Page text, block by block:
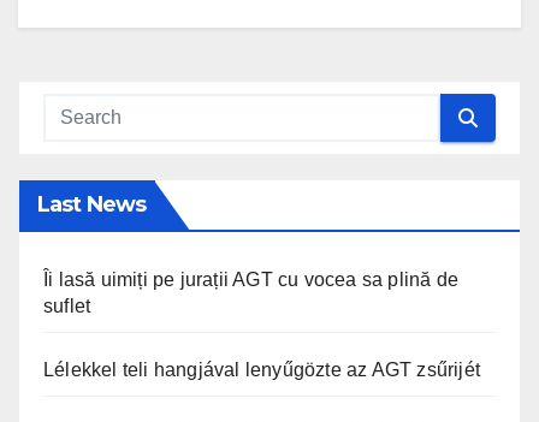
Last News
Îi lasă uimiți pe jurații AGT cu vocea sa plină de
suflet
Lélekkel teli hangjával lenyűgözte az AGT zsűrijét